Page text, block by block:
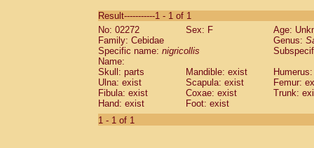
CebidaeSaguinus labiatus(0)
Cebidae Saguinus leucopus (0)
Cebidae
CebidaeSaguinus mystax
Cebidae Saguinus nigricollis (1)
Cebidae Saguinus oedipus
Cebidae Saguinus weddelli
Cebidae Saguinusspp.
Cebidae
Result-----------1 - 1 of 1
No: 02272
Sex: F
Age:
Family: Cebidae
Genus:
Specific name: nigricollis
Name:
Skull: parts
Mandible: exist
Ulna: exist
Scapula: exist
Femur:
Fibula: exist
Coxae: exist
Trunk:
Hand: exist
Foot: exist
1 - 1 of 1